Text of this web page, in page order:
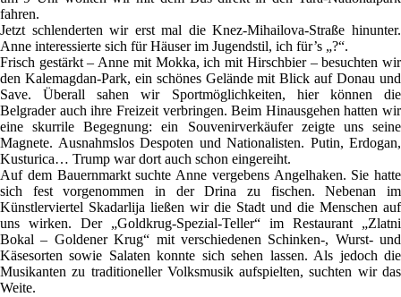
fahren.
Jetzt schlenderten wir erst mal die Knez-Mihailova-Straße hinunter.
Anne interessierte sich für Häuser im Jugendstil, ich für’s „?“.
Frisch gestärkt – Anne mit Mokka, ich mit Hirschbier – besuchten wir
den Kalemagdan-Park, ein schönes Gelände mit Blick auf Donau und
Save. Überall sahen wir Sportmöglichkeiten, hier können die
Belgrader auch ihre Freizeit verbringen. Beim Hinausgehen hatten wir
eine skurrile Begegnung: ein Souvenirverkäufer zeigte uns seine
Magnete. Ausnahmslos Despoten und Nationalisten. Putin, Erdogan,
Kusturica… Trump war dort auch schon eingereiht.
Auf dem Bauernmarkt suchte Anne vergebens Angelhaken. Sie hatte
sich fest vorgenommen in der Drina zu fischen. Nebenan im
Künstlerviertel Skadarlija ließen wir die Stadt und die Menschen auf
uns wirken. Der „Goldkrug-Spezial-Teller“ im Restaurant „Zlatni
Bokal – Goldener Krug“ mit verschiedenen Schinken-, Wurst- und
Käsesorten sowie Salaten konnte sich sehen lassen. Als jedoch die
Musikanten zu traditioneller Volksmusik aufspielten, suchten wir das
Weite.